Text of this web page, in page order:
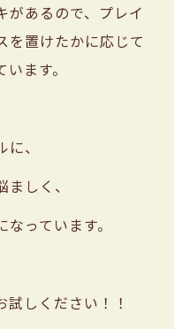
があるので、プレイ
を置けたかに応じて
ます。
、
しく、
っています。
しください！！